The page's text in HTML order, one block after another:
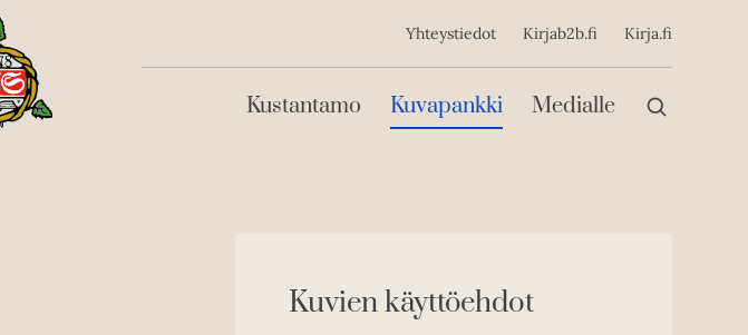
Yhteystiedot Kirjab2b.fi Kirja.fi
Päävalikko
Kustantamo Kuvapankki Medialle
Kuvien käyttöehdot